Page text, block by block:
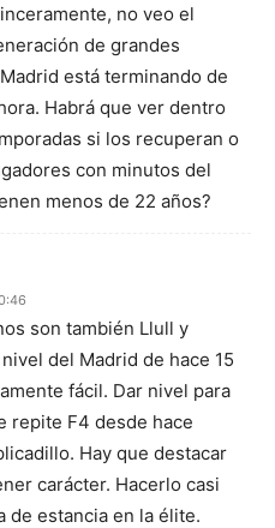
no veo el
de grandes
está terminando de
Habrá que ver dentro
si los recuperan o
con minutos del
menos de 22 años?
son también Llull y
del Madrid de hace 15
fácil. Dar nivel para
repite F4 desde hace
Hay que destacar
carácter. Hacerlo casi
de estancia en la élite.